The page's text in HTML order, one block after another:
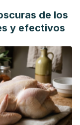
in rat thoracic
69–73.
blind, placebo-
for menopausal
580. doi:
Oct 20. PMID:
de los
y efectivos